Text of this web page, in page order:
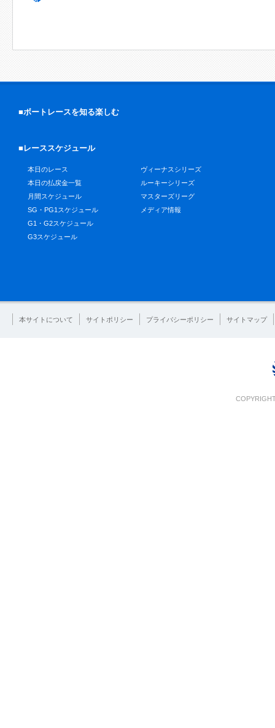
■ボートレースを知る楽しむ
■レーススケジュール
本日のレース
本日の払戻金一覧
月間スケジュール
SG・PG1スケジュール
G1・G2スケジュール
G3スケジュール
ヴィーナスシリーズ
ルーキーシリーズ
マスターズリーグ
メディア情報
本サイトについて サイトポリシー プライバシーポリシー サイトマップ